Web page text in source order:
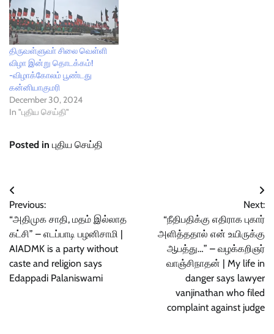
திருவள்ளுவா் சிலை வெள்ளி
விழா இன்று தொடக்கம்!
-விழாக்கோலம் பூண்டது
கன்னியாகுமரி
December 30, 2024
In "புதிய செய்தி"
Posted in புதிய செய்தி
Post
navigation
Previous:
“அதிமுக சாதி, மதம் இல்லாத
கட்சி” – எடப்பாடி பழனிசாமி |
AIADMK is a party without
caste and religion says
Edappadi Palaniswami
Next:
“நீதிபதிக்கு எதிராக புகார்
அளித்ததால் என் உயிருக்கு
ஆபத்து…” – வழக்கறிஞர்
வாஞ்சிநாதன் | My life in
danger says lawyer
vanjinathan who filed
complaint against judge